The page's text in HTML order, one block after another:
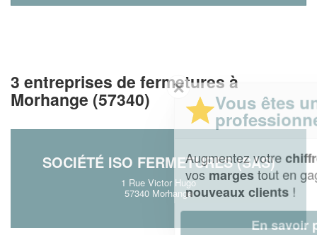
3 entreprises de fermetures à
Morhange (57340)
SOCIÉTÉ ISO FERMETURES (SAS)
1 Rue Victor Hugo
57340 Morhange
✕
Vous êtes un
professionnel ?
Augmentez votrechiffre d'affaireset
vos margestout en gagnant de
nouveaux clients!
En savoir plus